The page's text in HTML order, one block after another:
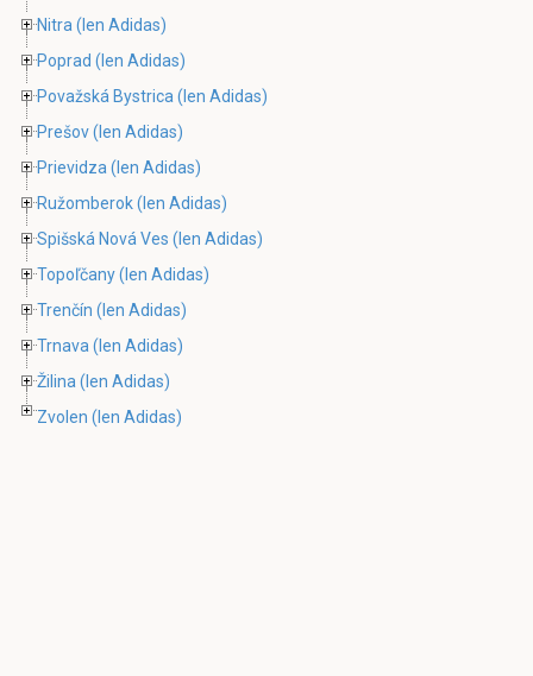
Nitra (len Adidas)
Poprad (len Adidas)
Považská Bystrica (len Adidas)
Prešov(len Adidas)
Prievidza (len Adidas)
Ružomberok(len Adidas)
Spišská Nová Ves (len Adidas)
Topoľčany(len Adidas)
Trenčín (len Adidas)
Trnava (len Adidas)
Žilina (len Adidas)
Zvolen (len Adidas)